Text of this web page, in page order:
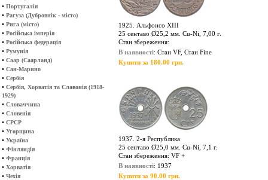
• Португалія
• Рагуза (Дубровнік - місто)
• Рига (місто)
• Російська імперія
• Російська федерація
• Румунія
• Саар (Саарланд)
• Сан-Марино
• Сербія
• Сербія, Хорватія та Славонія (1918-
1929)
• Словаччина
• Словенія
• СРСР
• Угорщина
• Україна
• Фінляндія
• Франція
• Хорватія
• Чехія
1925. Альфонсо ХІІІ
25 сентаво Ø25,2 мм. Cu-Ni, 7,00 г.
Стан збереження:
В наявності: Cтан VF, Стан Fine
Купити за 180.00 грн.
1937. 2-я Республика
25 сентаво Ø25,0 мм. Cu-Ni, 7,1 г.
Стан збереження: VF +
В наявності: 1937
Купити за 90.00 грн.